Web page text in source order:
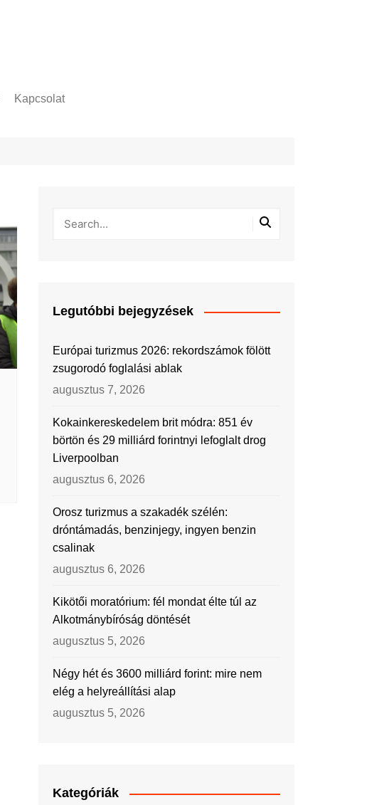
Kapcsolat
Legutóbbi bejegyzések
Európai turizmus 2026: rekordszámok fölött
zsugorodó foglalási ablak
augusztus 7, 2026
Kokainkereskedelem brit módra: 851 év
börtön és 29 milliárd forintnyi lefoglalt drog
Liverpoolban
augusztus 6, 2026
Orosz turizmus a szakadék szélén:
dróntámadás, benzinjegy, ingyen benzin
csalinak
augusztus 6, 2026
Kikötői moratórium: fél mondat élte túl az
Alkotmánybíróság döntését
augusztus 5, 2026
Négy hét és 3600 milliárd forint: mire nem
elég a helyreállítási alap
augusztus 5, 2026
Kategóriák